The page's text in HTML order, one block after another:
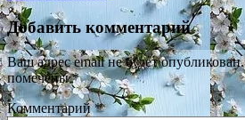
Добавить комментарий
Ваш адрес email не будет опубликован.
помечены*
Комментарий*